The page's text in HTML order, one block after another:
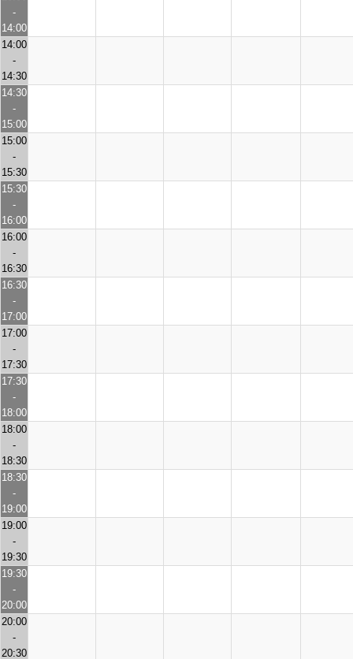
-
14:00
14:00
-
14:30
14:30
-
15:00
15:00
-
15:30
15:30
-
16:00
16:00
-
16:30
16:30
-
17:00
17:00
-
17:30
17:30
-
18:00
18:00
-
18:30
18:30
-
19:00
19:00
-
19:30
19:30
-
20:00
20:00
-
20:30